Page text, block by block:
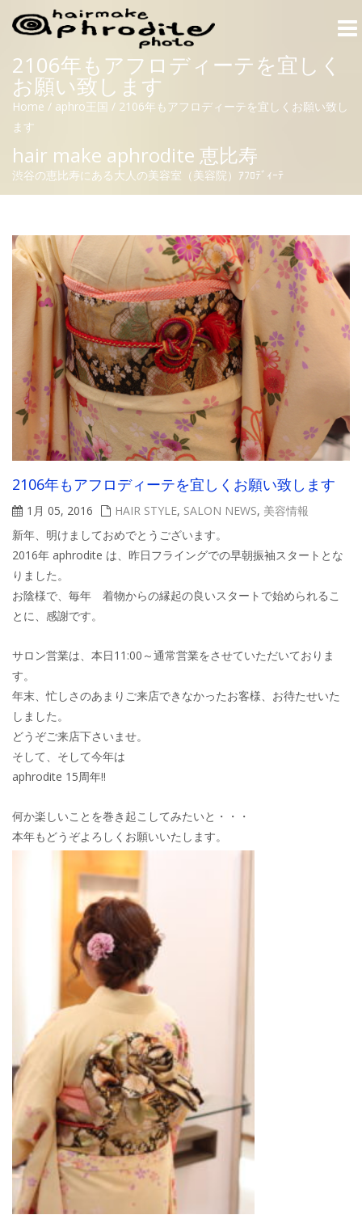
hair make aphrodite 恵比寿
渋谷の恵比寿にある大人の美容室（美容院）ｱﾌﾛﾃﾞｨｰﾃ
2106年もアフロディーテを宜しく
お願い致します
Home / aphro王国 / 2106年もアフロディーテを宜しくお願い致し
ます
2106年もアフロディーテを宜しくお願い致します
1月 05, 2016 HAIR STYLE, SALON NEWS, 美容情報
新年、明けましておめでとうございます。
2016年 aphrodite は、昨日フライングでの早朝振袖スタートとな
りました。
お陰様で、毎年 着物からの縁起の良いスタートで始められるこ
とに、感謝です。
サロン営業は、本日11:00～通常営業をさせていただいておりま
す。
年末、忙しさのあまりご来店できなかったお客様、お待たせいた
しました。
どうぞご来店下さいませ。
そして、そして今年は
aphrodite 15周年!!
何か楽しいことを巻き起こしてみたいと・・・
本年もどうぞよろしくお願いいたします。